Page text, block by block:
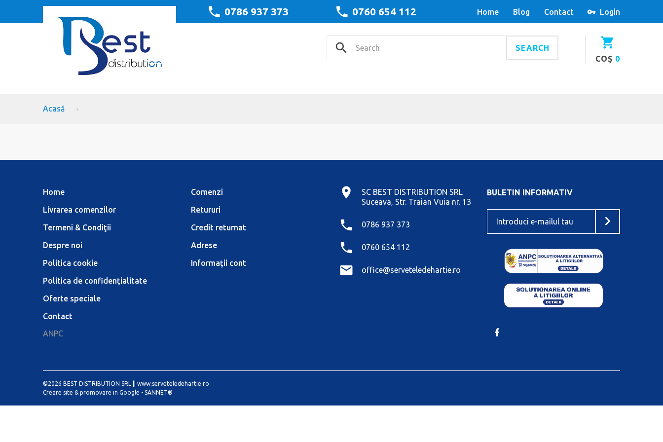
Login
Home Blog Contact
0760 654 112
0786 937 373
COŞ 0
SEARCH
Acasă
Home
Livrarea comenzilor
Termeni & Condiţii
Despre noi
Politica cookie
Politica de confidenţialitate
Oferte speciale
Contact
ANPC
Comenzi
Retururi
Credit returnat
Adrese
Informaţii cont
SC BEST DISTRIBUTION SRL
Suceava, Str. Traian Vuia nr. 13
0786 937 373
0760 654 112
office@serveteledehartie.ro
BULETIN INFORMATIV
©2026 BEST DISTRIBUTION SRL || www.serveteledehartie.ro
Creare site & promovare in Google - SANNET®